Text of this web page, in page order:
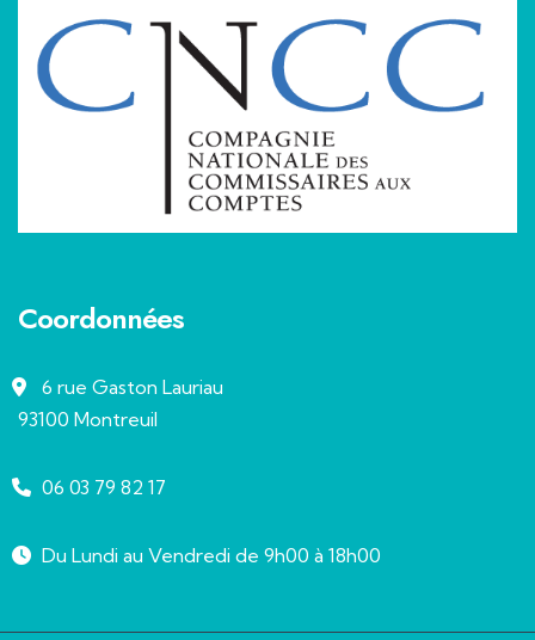
Coordonnées
6 rue Gaston Lauriau
93100 Montreuil
06 03 79 82 17
Du Lundi au Vendredi de 9h00 à 18h00